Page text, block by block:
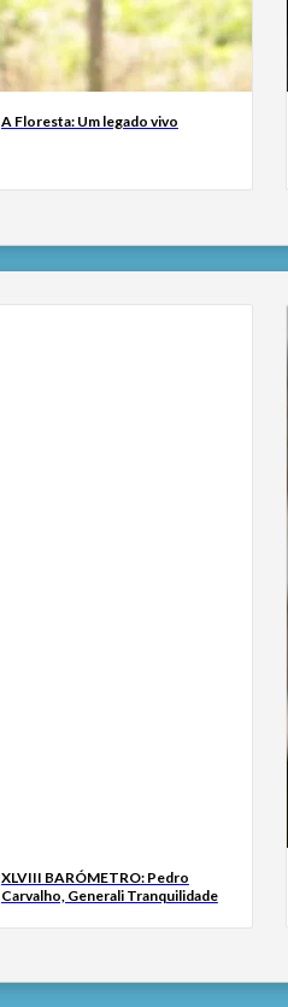
A Floresta: Um legado vivo
XLVIII BARÓMETRO: Pedro
Carvalho, Generali Tranquilidade